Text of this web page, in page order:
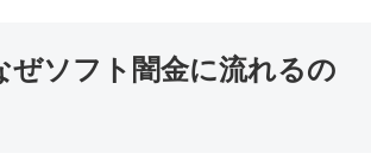
ソフト闇金に流れるの